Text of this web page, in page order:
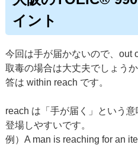
イント
今回は手が届かないので、out
取毒の場合は大丈夫でしょうか
答は within reach です。
reach は「手が届く」という
登場しやすいです。
例）A man is reaching for an